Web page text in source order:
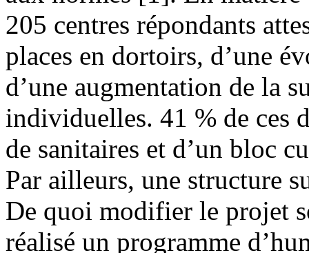
205 centres répondants
places en dortoirs, d’une
d’une augmentation de la
individuelles. 41 % de ces
de sanitaires et d’un bloc
Par ailleurs, une structure
De quoi modifier le projet
réalisé un programme